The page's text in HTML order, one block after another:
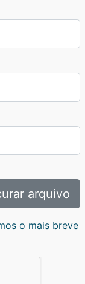
arquivo
o mais breve